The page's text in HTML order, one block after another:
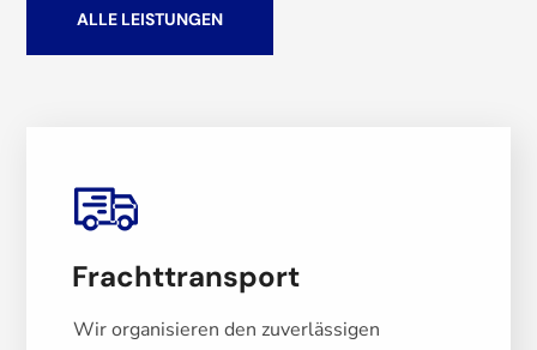
ALLE LEISTUNGEN
Frachttransport
Wir organisieren den zuverlässigen